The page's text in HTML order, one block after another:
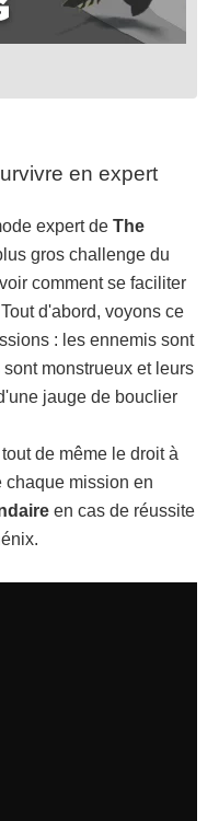
en expert
expert de The
gros challenge du
comment se faciliter
d'abord, voyons ce
: les ennemis sont
monstrueux et leurs
jauge de bouclier
de même le droit à
mission en
en cas de réussite